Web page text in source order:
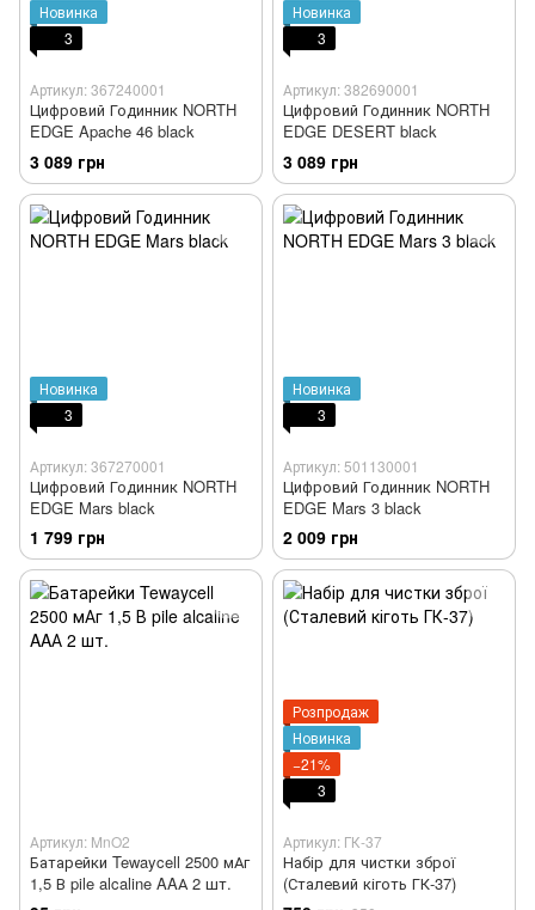
Новинка
3
Артикул: 367240001
Цифровий Годинник NORTH
EDGE Apache 46 black
3 089 грн
Новинка
3
Артикул: 382690001
Цифровий Годинник NORTH
EDGE DESERT black
3 089 грн
Новинка
3
Артикул: 367270001
Цифровий Годинник NORTH
EDGE Mars black
1 799 грн
Новинка
3
Артикул: 501130001
Цифровий Годинник NORTH
EDGE Mars 3 black
2 009 грн
Артикул: MnO2
Батарейки Tewaycell 2500 мАг
1,5 В pile alcaline AAА 2 шт.
Розпродаж
Новинка
−21%
3
Артикул: ГК-37
Набір для чистки зброї
(Сталевий кіготь ГК-37)